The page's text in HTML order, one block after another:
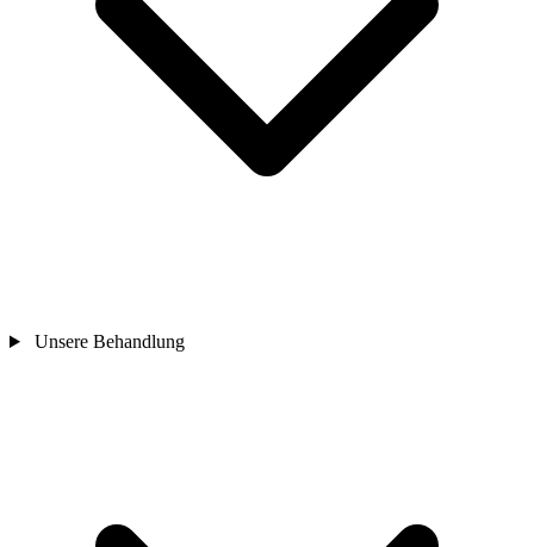
Unsere Behandlung